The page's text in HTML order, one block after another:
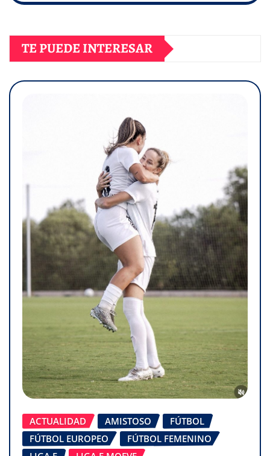
TE PUEDE INTERESAR
ACTUALIDAD AMISTOSO
FÚTBOL
FÚTBOL EUROPEO
FÚTBOL FEMENINO